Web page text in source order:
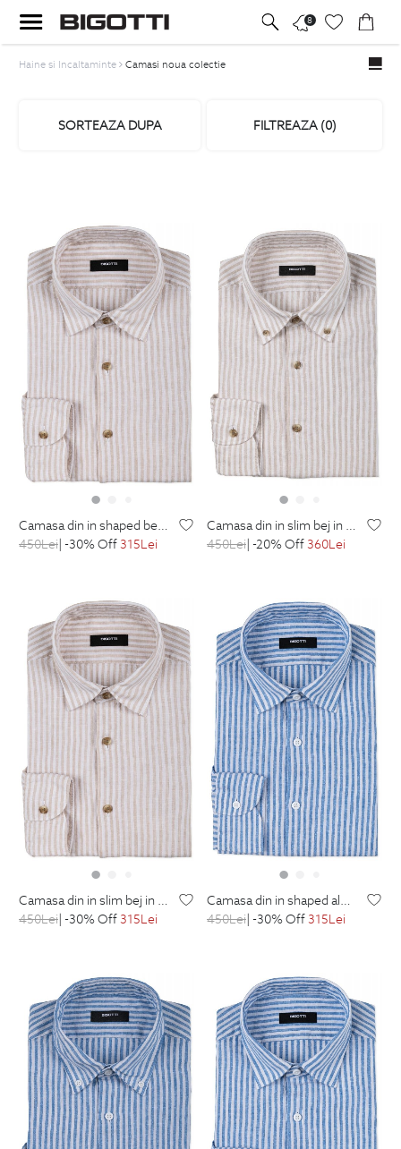
8
SORTEAZA DUPA FILTREAZA (0)
Haine si Incaltaminte Camasi noua colectie
camasa din in shaped bej in dungi
450Lei | -30% Off315Lei
camasa din in slim bej in dungi
450Lei | -20% Off360Lei
camasa din in slim bej in dungi
450Lei| -30% Off315Lei
camasa din in shaped albastra in dungi
450Lei| -30% Off315Lei